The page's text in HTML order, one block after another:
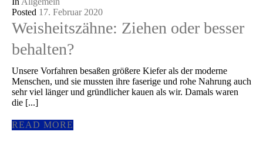
Posted 17. Februar 2020
Weisheitszähne: Ziehen oder besser
behalten?
Unsere Vorfahren besaßen größere Kiefer als der moderne
Menschen, und sie mussten ihre faserige und rohe Nahrung auch
sehr viel länger und gründlicher kauen als wir. Damals waren
die [...]
READ MORE